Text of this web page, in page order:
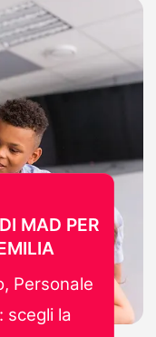
MAD PER
Personale
scegli la